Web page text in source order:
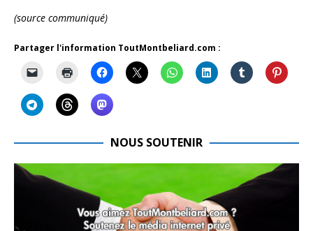
(source communiqué)
Partager l'information ToutMontbeliard.com :
NOUS SOUTENIR